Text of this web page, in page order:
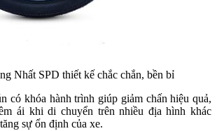
Nhất SPD thiết kế chắc chắn, bền bỉ
có khóa hành trình giúp giảm chấn hiệu quả,
ái khi di chuyển trên nhiều địa hình khác
sự ổn định của xe.